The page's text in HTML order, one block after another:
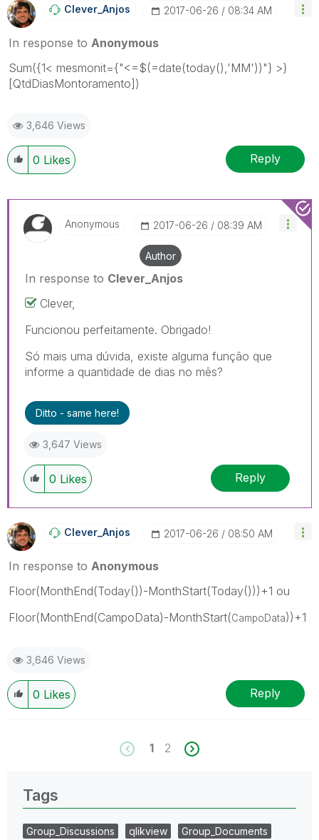
Clever_Anjos ‎2017-06-26 08:34 AM
In response to Anonymous
Sum({1< mesmonit={"<=$(=date(today(),'MM'))"} >}
[QtdDiasMontoramento])
3,646 Views
0 Likes Reply
Anonymous ‎2017-06-26 08:39 AM
Author
In response to Clever_Anjos
Clever,
Funcionou perfeitamente. Obrigado!
Só mais uma dúvida, existe alguma função que
informe a quantidade de dias no mês?
Ditto - same here!
3,647 Views
0 Likes Reply
Clever_Anjos ‎2017-06-26 08:50 AM
In response to Anonymous
Floor(MonthEnd(Today())-MonthStart(Today()))+1 ou
Floor(MonthEnd(CampoData)-MonthStart(CampoData))+1
3,646 Views
0 Likes Reply
1 2
Tags
Group_Discussions qlikview
Group_Documents